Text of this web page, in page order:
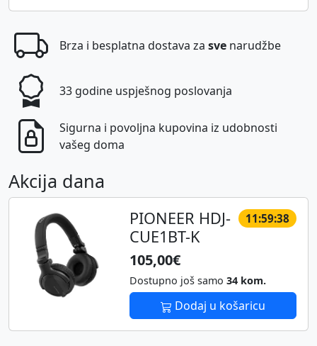
Brza i besplatna dostava za sve narudžbe
33 godine uspješnog poslovanja
Sigurna i povoljna kupovina iz udobnosti
vašeg doma
Akcija dana
11:59:38
PIONEER HDJ-
CUE1BT-K
105,00€
Dostupno još samo 34 kom.
Dodaj u košaricu